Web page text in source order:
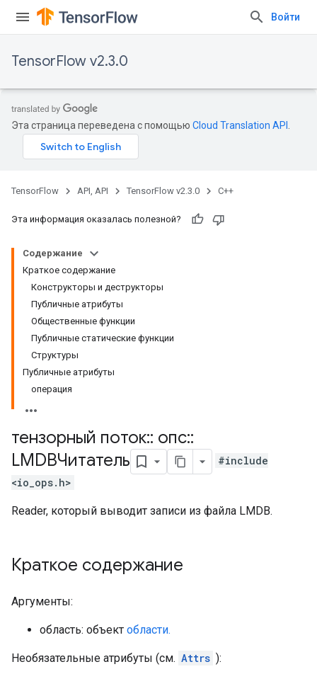
Войти
TensorFlow v2.3.0
Эта страница переведена с помощью Cloud Translation API
TensorFlow API, API TensorFlow v2.3.0 C++
Эта информация оказалась полезной?
Содержание
Краткое содержание
Конструкторы и деструкторы
Публичные атрибуты
Общественные функции
Публичные статические функции
Структуры
Публичные атрибуты
операция
тензорный поток:: опс::
LMDBЧитатель
#include
<io_ops.h>
Reader, который выводит записи из файла LMDB.
Краткое содержание
Аргументы:
область: объект области.
Необязательные атрибуты (см. Attrs ):